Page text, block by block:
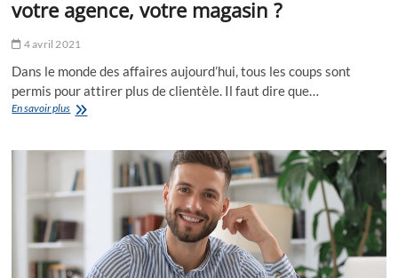
votre agence, votre magasin ?
4 avril 2021
Dans le monde des affaires aujourd’hui, tous les coups sont
permis pour attirer plus de clientèle. Il faut dire que…
En savoir plusQuel
choisir
pour
agence,
votre
magasin
?